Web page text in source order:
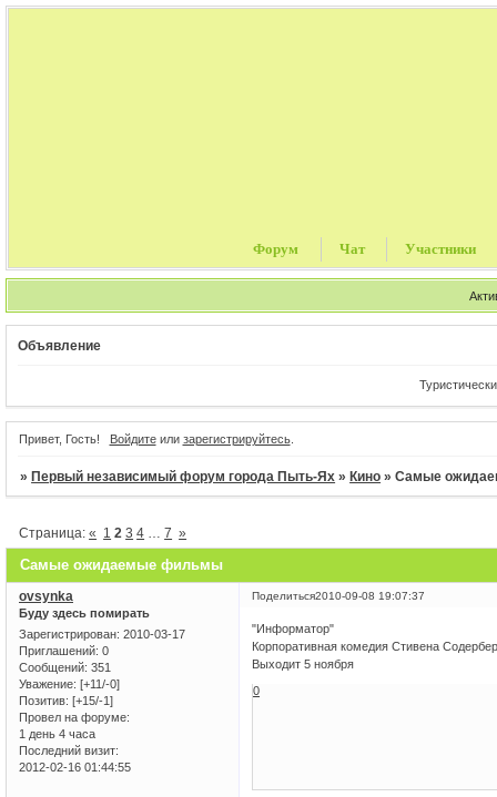
Форум Чат Участники
Объявление
Туристические
Привет, Гость! Войдитеили зарегистрируйтесь.
»Первый независимый форум города Пыть-Ях »Кино »Самые
Самые ожидаемые фильмы
Страница:« 1 2 3 4 7 »
Поделиться2010-09-08 19:07:37
ovsynka
Буду здесь помирать
Зарегистрирован: 2010-03-17
Приглашений: 0
Сообщений: 351
Уважение: [+11/-0]
Позитив: [+15/-1]
Провел на форуме:
1 день 4 часа
Последний визит:
2012-02-16 01:44:55
"Информатор"
Корпоративная комедия Стивена
Выходит 5 ноября
0